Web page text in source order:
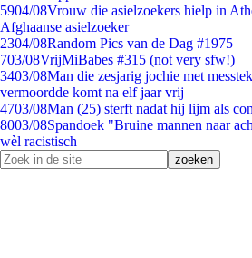
5904/08Vrouw die asielzoekers hielp in
Afghaanse asielzoeker
2304/08Random Pics van de Dag #1975
703/08VrijMiBabes #315 (not very sfw!)
3403/08Man die zesjarig jochie met
vermoordde komt na elf jaar vrij
4703/08Man (25) sterft nadat hij lijm als
8003/08Spandoek "Bruine mannen naar
wèl racistisch